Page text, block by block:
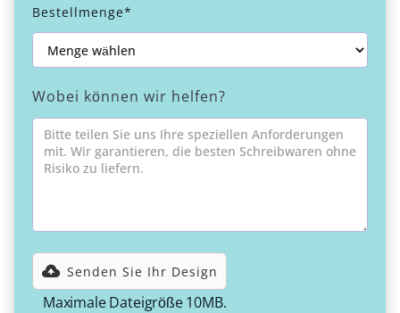
Bestellmenge*
Wobei können wir helfen?
Senden Sie Ihr Design‍
Maximale Dateigröße 10MB.